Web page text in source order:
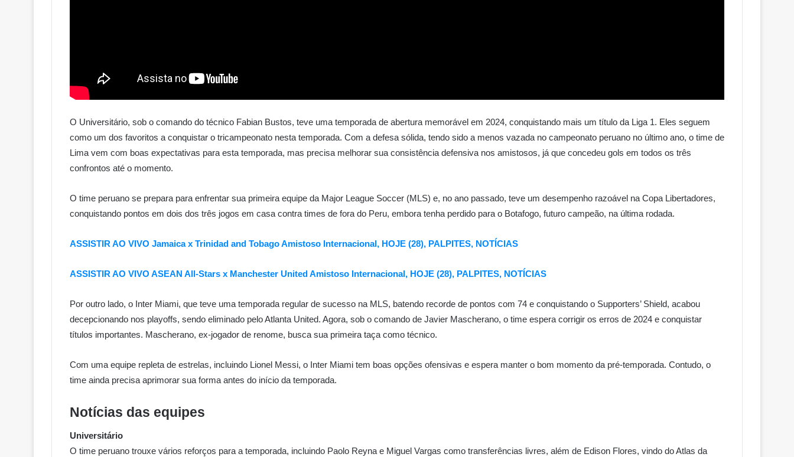
O Universitário, sob o comando do técnico Fabian Bustos, teve uma temporada de abertura memorável em 2024, conquistando mais um título da Liga 1. Eles seguem
como um dos favoritos a conquistar o tricampeonato nesta temporada. Com a defesa sólida, tendo sido a menos vazada no campeonato peruano no último ano, o time de
Lima vem com boas expectativas para esta temporada, mas precisa melhorar sua consistência defensiva nos amistosos, já que concedeu gols em todos os três
confrontos até o momento.
O time peruano se prepara para enfrentar sua primeira equipe da Major League Soccer (MLS) e, no ano passado, teve um desempenho razoável na Copa Libertadores,
conquistando pontos em dois dos três jogos em casa contra times de fora do Peru, embora tenha perdido para o Botafogo, futuro campeão, na última rodada.
ASSISTIR AO VIVO Jamaica x Trinidad and Tobago Amistoso Internacional, HOJE (28), PALPITES, NOTÍCIAS
ASSISTIR AO VIVO ASEAN All-Stars x Manchester United Amistoso Internacional, HOJE (28), PALPITES, NOTÍCIAS
Por outro lado, o Inter Miami, que teve uma temporada regular de sucesso na MLS, batendo recorde de pontos com 74 e conquistando o Supporters’ Shield, acabou
decepcionando nos playoffs, sendo eliminado pelo Atlanta United. Agora, sob o comando de Javier Mascherano, o time espera corrigir os erros de 2024 e conquistar
títulos importantes. Mascherano, ex-jogador de renome, busca sua primeira taça como técnico.
Com uma equipe repleta de estrelas, incluindo Lionel Messi, o Inter Miami tem boas opções ofensivas e espera manter o bom momento da pré-temporada. Contudo, o
time ainda precisa aprimorar sua forma antes do início da temporada.
Notícias das equipes
Universitário
O time peruano trouxe vários reforços para a temporada, incluindo Paolo Reyna e Miguel Vargas como transferências livres, além de Edison Flores, vindo do Atlas da